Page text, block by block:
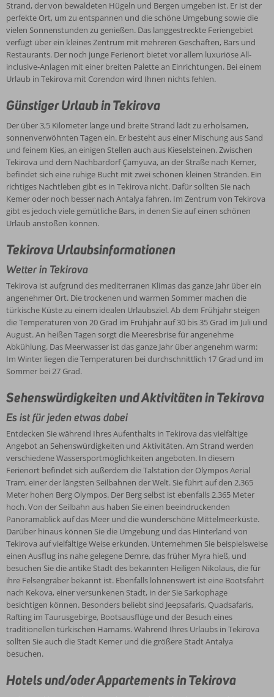
das Hinterland von Tekirova auf vielfältige Weise erkunden.
Unternehmen Sie beispielsweise einen Ausflug ins nahe gelegene
Demre, das früher Myra hieß, und besuchen Sie die antike Stadt des
bekannten Heiligen Nikolaus, die für ihre Felsengräber bekannt ist.
Ebenfalls lohnenswert ist eine Bootsfahrt nach Kekova, einer
versunkenen Stadt, in der Sie Sarkophage besichtigen können.
Besonders beliebt sind Jeepsafaris, Quadsafaris, Rafting im
türkischen Hamams. Während Ihres Urlaubs in Tekirova sollten Sie
auch die Stadt Kemer und die größere Stadt Antalya besuchen.
auf Strände, Restaurants und das Stadtzentrum geachtet.
Strand, der von bewaldeten Hügeln und Bergen umgeben ist. Er ist der
perfekte Ort, um zu entspannen und die schöne Umgebung sowie die
vielen Sonnenstunden zu genießen. Das langgestreckte Feriengebiet
verfügt über ein kleines Zentrum mit mehreren Geschäften, Bars und
Restaurants. Der noch junge Ferienort bietet vor allem luxuriöse All-
inclusive-Anlagen mit einer breiten Palette an Einrichtungen. Bei einem
Urlaub in Tekirova mit Corendon wird Ihnen nichts fehlen.
Günstiger Urlaub in Tekirova
Der über 3,5 Kilometer lange und breite Strand lädt zu erholsamen,
sonnenverwöhnten Tagen ein. Er besteht aus einer Mischung aus Sand
und feinem Kies, an einigen Stellen auch aus Kieselsteinen. Zwischen
Tekirova und dem Nachbardorf Çamyuva, an der Straße nach Kemer,
befindet sich eine ruhige Bucht mit zwei schönen kleinen Stränden. Ein
richtiges Nachtleben gibt es in Tekirova nicht. Dafür sollten Sie nach
Kemer oder noch besser nach Antalya fahren. Im Zentrum von Tekirova
gibt es jedoch viele gemütliche Bars, in denen Sie auf einen schönen
Urlaub anstoßen können.
Tekirova Urlaubsinformationen
Wetter in Tekirova
Tekirova ist aufgrund des mediterranen Klimas das ganze Jahr über ein
angenehmer Ort. Die trockenen und warmen Sommer machen die
türkische Küste zu einem idealen Urlaubsziel. Ab dem Frühjahr steigen
die Temperaturen von 20 Grad im Frühjahr auf 30 bis 35 Grad im Juli und
August. An heißen Tagen sorgt die Meeresbrise für angenehme
Abkühlung. Das Meerwasser ist das ganze Jahr über angenehm warm:
Im Winter liegen die Temperaturen bei durchschnittlich 17 Grad und im
Sommer bei 27 Grad.
Sehenswürdigkeiten und Aktivitäten in Tekirova
Es ist für jeden etwas dabei
Entdecken Sie während Ihres Aufenthalts in Tekirova das vielfältige
Angebot an Sehenswürdigkeiten und Aktivitäten. Am Strand werden
verschiedene Wassersportmöglichkeiten angeboten. In diesem
Ferienort befindet sich außerdem die Talstation der Olympos Aerial
Tram, einer der längsten Seilbahnen der Welt. Sie führt auf den 2.365
Meter hohen Berg Olympos. Der Berg selbst ist ebenfalls 2.365 Meter
hoch. Von der Seilbahn aus haben Sie einen beeindruckenden
Panoramablick auf das Meer und die wunderschöne Mittelmeerküste.
Darüber hinaus können Sie die Umgebung und das Hinterland von
Tekirova auf vielfältige Weise erkunden. Unternehmen Sie beispielsweise
einen Ausflug ins nahe gelegene Demre, das früher Myra hieß, und
besuchen Sie die antike Stadt des bekannten Heiligen Nikolaus, die für
ihre Felsengräber bekannt ist. Ebenfalls lohnenswert ist eine Bootsfahrt
nach Kekova, einer versunkenen Stadt, in der Sie Sarkophage
besichtigen können. Besonders beliebt sind Jeepsafaris, Quadsafaris,
Rafting im Taurusgebirge, Bootsausflüge und der Besuch eines
traditionellen türkischen Hamams. Während Ihres Urlaubs in Tekirova
sollten Sie auch die Stadt Kemer und die größere Stadt Antalya
besuchen.
Hotels und/oder Appartements in Tekirova